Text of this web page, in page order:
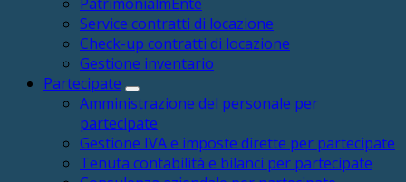
Service contratti di locazione
Check-up contratti di locazione
Gestione inventario
Partecipate
Amministrazione del personale per
partecipate
Gestione IVA e imposte dirette per partecipate
Tenuta contabilità e bilanci per partecipate